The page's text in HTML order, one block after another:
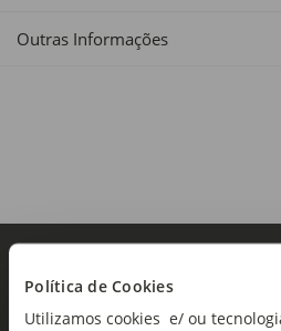
Política de Cookies
Utilizamos cookies e/ ou
Origem:
Portugal
Região:
Vinhos Verdes
Outras Informações